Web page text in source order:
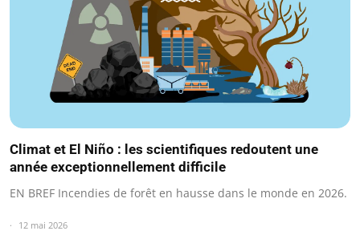
Climat et El Niño : les scientifiques redoutent une
année exceptionnellement difficile
EN BREF Incendies de forêt en hausse dans le monde en 2026.
12 mai 2026